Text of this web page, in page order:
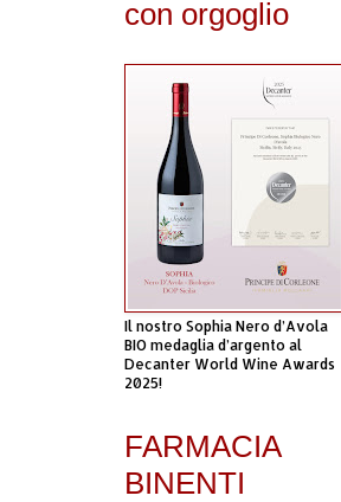
con orgoglio
Il nostro Sophia Nero d’Avola
BIO medaglia d’argento al
Decanter World Wine Awards
2025!
FARMACIA
BINENTI